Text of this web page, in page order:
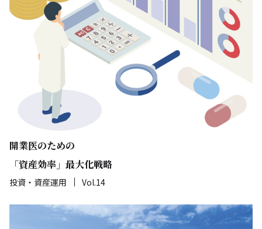
開業医のための
「資産効率」最大化戦略
投資・資産運用 Vol.14